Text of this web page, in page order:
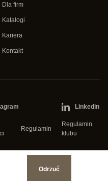
Dla firm
Katalogi
Kariera
Kontakt
Regulamin
Regulamin
klubu
Linkedin
Odrzuć